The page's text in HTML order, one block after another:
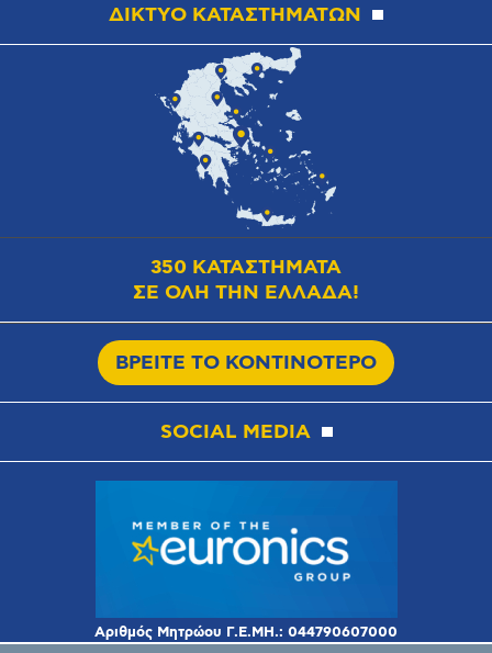
ΔΙΚΤΥΟ ΚΑΤΑΣΤΗΜΑΤΩΝ
350 ΚΑΤΑΣΤΗΜΑΤΑ
ΣΕ ΟΛΗ ΤΗΝ ΕΛΛΑΔΑ!
ΒΡΕΙΤΕ ΤΟ ΚΟΝΤΙΝΟΤΕΡΟ
SOCIAL MEDIA